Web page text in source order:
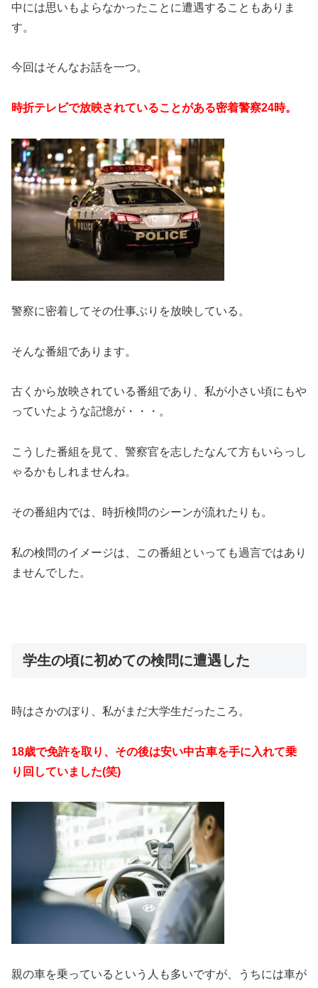
中には思いもよらなかったことに遭遇することもありま
す。
今回はそんなお話を一つ。
時折テレビで放映されていることがある密着警察24時。
警察に密着してその仕事ぶりを放映している。
そんな番組であります。
古くから放映されている番組であり、私が小さい頃にもや
っていたような記憶が・・・。
こうした番組を見て、警察官を志したなんて方もいらっし
ゃるかもしれませんね。
その番組内では、時折検問のシーンが流れたりも。
私の検問のイメージは、この番組といっても過言ではあり
ませんでした。
学生の頃に初めての検問に遭遇した
時はさかのぼり、私がまだ大学生だったころ。
18歳で免許を取り、その後は安い中古車を手に入れて乗
り回していました(笑)
親の車を乗っているという人も多いですが、うちには車が